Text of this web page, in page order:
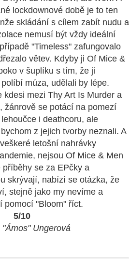
lockdownové době je to ten
skládání s cílem zabít nudu a
nemusí být vždy ideální
"Timeless" zafungovalo
větev. Kdyby ji Of Mice &
v šuplíku s tím, že ji
múza, udělali by lépe.
kdesi mezi Thy Art Is Murder a
žánrově se potácí na pomezí
i deathcoru, ale
z jejich tvorby neznali. A
letošní nahrávky
nejsou Of Mice & Men
se za EPčky a
skrývají, nabízí se otázka, že
stejně jako my nevíme a
pomocí "Bloom" říct.
5/10
"Ámos" Ungerová